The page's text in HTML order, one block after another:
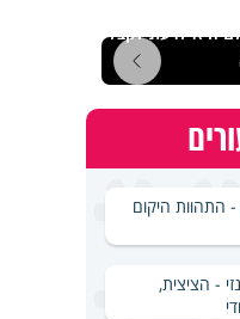
היא לדעת לקבל גם
- התהוות היקום
- הציצית,